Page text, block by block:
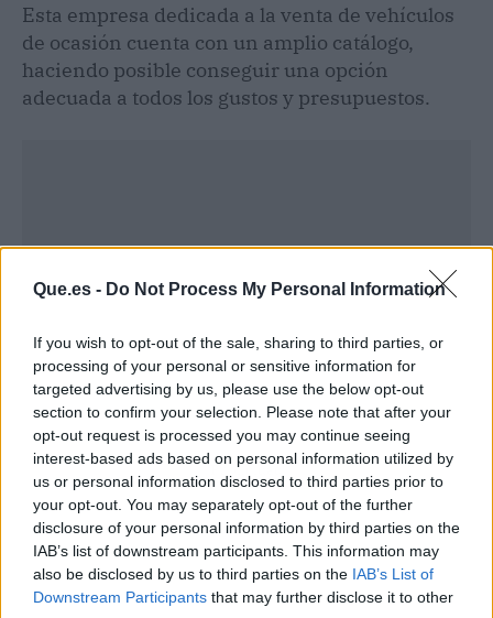
Que.es - Do Not Process My Personal Information
If you wish to opt-out of the sale, sharing to third parties, or
processing of your personal or sensitive information for
targeted advertising by us, please use the below opt-out
section to confirm your selection. Please note that after your
opt-out request is processed you may continue seeing
interest-based ads based on personal information utilized by
us or personal information disclosed to third parties prior to
your opt-out. You may separately opt-out of the further
disclosure of your personal information by third parties on the
IAB’s list of downstream participants. This information may
also be disclosed by us to third parties on the IAB’s List of
Downstream Participants that may further disclose it to other
Esta empresa dedicada a la venta de vehículos
de ocasión cuenta con un amplio catálogo,
haciendo posible conseguir una opción
adecuada a todos los gustos y presupuestos.
Publicidad